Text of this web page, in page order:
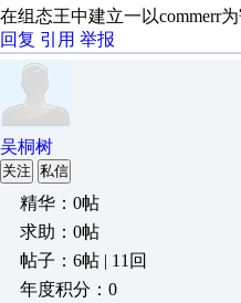
在组态王中建立一以commerr
回复 引用 举报
吴桐树
关注 私信
精华：0帖
求助：0帖
帖子：6帖 | 11回
年度积分：0